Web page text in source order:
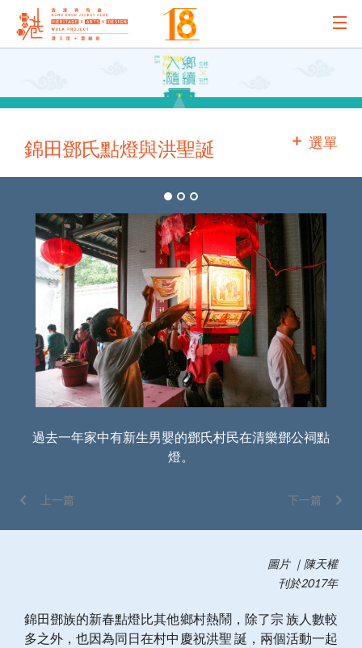
主辦機構
主要贊助
選單
錦田鄧氏點燈與洪聖誕
過去一年家中有新生男嬰的鄧氏村民在清樂鄧公祠點
燈。
下一篇
上一篇
圖片 ｜陳天權
刊於2017年
錦田鄧族的新春點燈比其他鄉村熱鬧，除了宗 族人數較
多之外，也因為同日在村中慶祝洪聖 誕，兩個活動一起